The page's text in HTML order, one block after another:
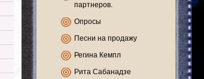
партнеров.
Опросы
Песни на продажу
Регина Кемпл
Рита Сабанадзе